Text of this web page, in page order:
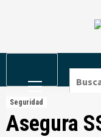
Menu
Seguridad
Asegura